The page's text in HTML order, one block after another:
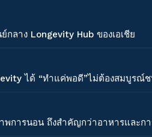
กลาง Longevity Hub ของเอเชีย
ได้ “ทำแค่พอดี”ไม่ต้องสมบูรณ์
การนอน ถึงสำคัญกว่าอาหารและกา